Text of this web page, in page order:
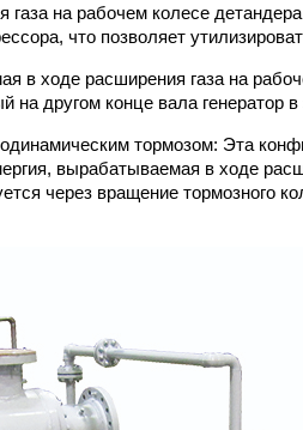
на рабочем колесе детандера
что позволяет
в ходе расширения газа на
на другом конце вала генератор
тормозом: Эта
вырабатываемая в ходе
через вращение тормозного